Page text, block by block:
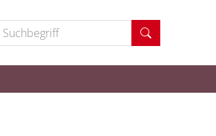
Suchbegriff